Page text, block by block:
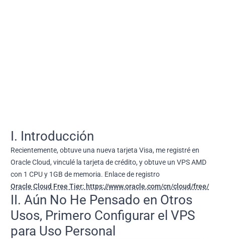
I. Introducción
Recientemente, obtuve una nueva tarjeta Visa, me registré en
Oracle Cloud, vinculé la tarjeta de crédito, y obtuve un VPS AMD
con 1 CPU y 1GB de memoria. Enlace de registro
Oracle Cloud Free Tier: https://www.oracle.com/cn/cloud/free/
II. Aún No He Pensado en Otros
Usos, Primero Configurar el VPS
para Uso Personal